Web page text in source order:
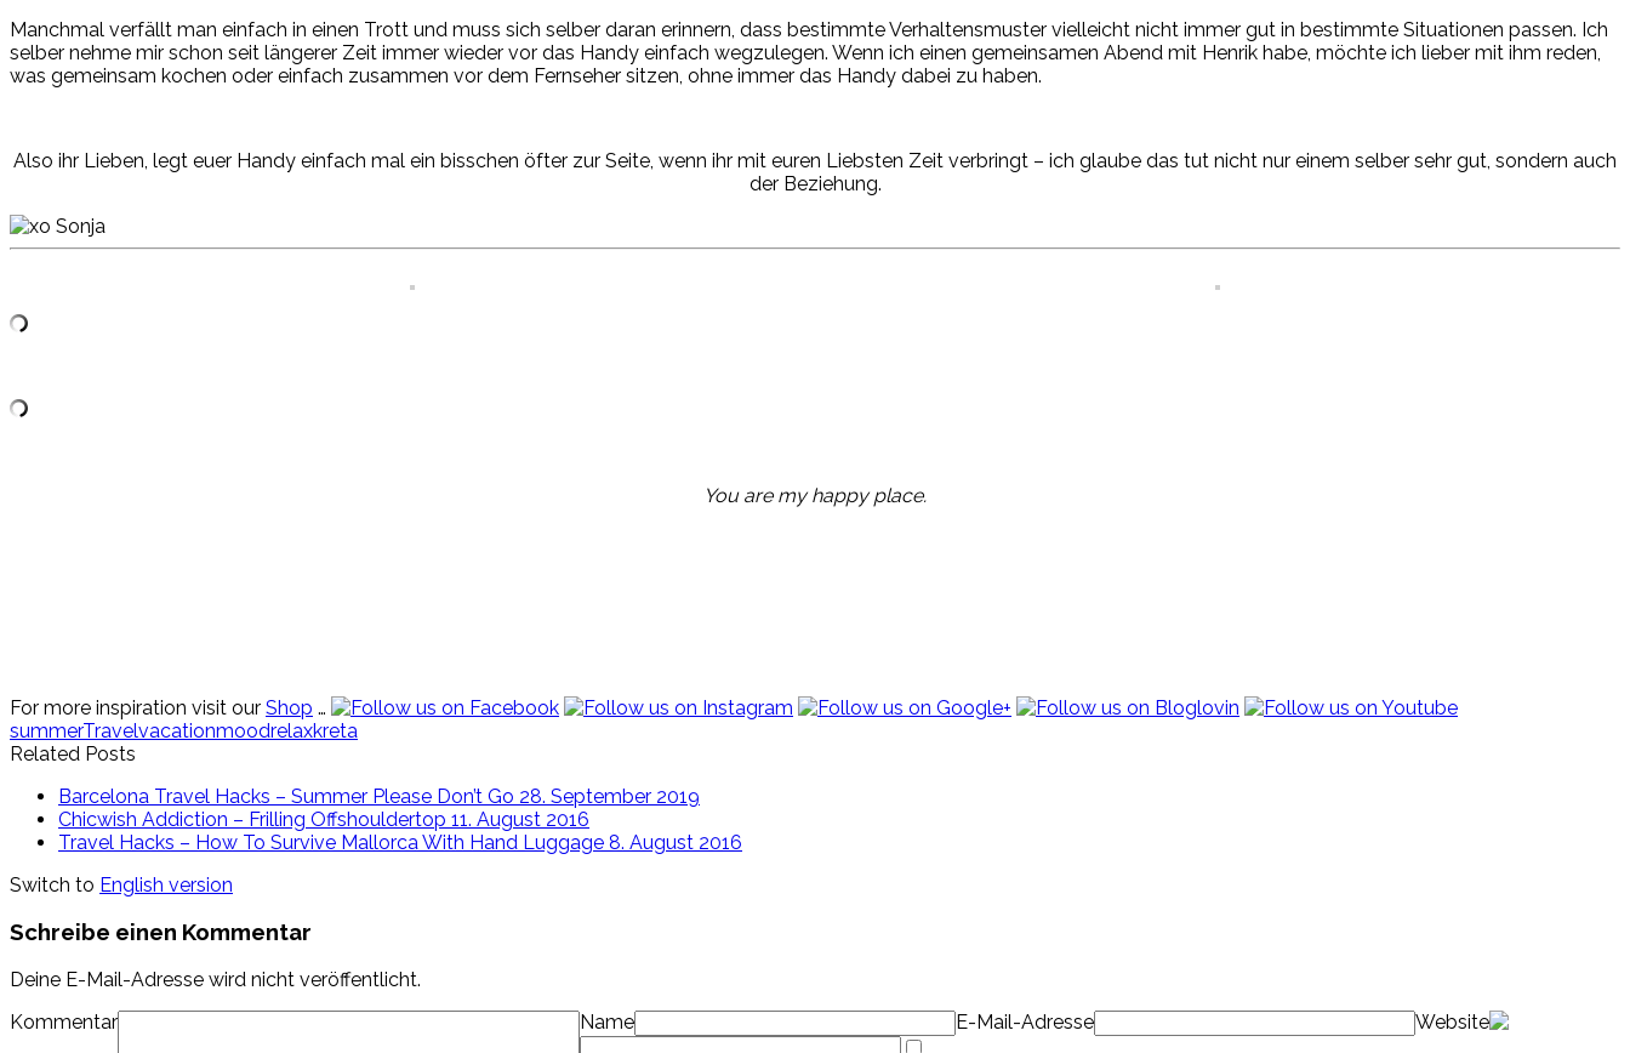
Manchmal verfällt man einfach in einen Trott und muss sich selber daran erinnern, dass bestimmte Verhaltensmuster vielleicht nicht immer gut in bestimmte Situationen passen. Ich
selber nehme mir schon seit längerer Zeit immer wieder vor das Handy einfach wegzulegen. Wenn ich einen gemeinsamen Abend mit Henrik habe, möchte ich lieber mit ihm reden,
was gemeinsam kochen oder einfach zusammen vor dem Fernseher sitzen, ohne immer das Handy dabei zu haben.
Also ihr Lieben, legt euer Handy einfach mal ein bisschen öfter zur Seite, wenn ihr mit euren Liebsten Zeit verbringt – ich glaube das tut nicht nur einem selber sehr gut, sondern auch
der Beziehung.
You are my happy place.
For more inspiration visit our Shop …
summerTravelvacationmoodrelaxkreta
Related Posts
Barcelona Travel Hacks – Summer Please Don’t Go 28. September 2019
Chicwish Addiction – Frilling Offshouldertop 11. August 2016
Travel Hacks – How To Survive Mallorca With Hand Luggage 8. August 2016
Switch to English version
Schreibe einen Kommentar
Deine E-Mail-Adresse wird nicht veröffentlicht.
Kommentar
Name E-Mail-Adresse Website